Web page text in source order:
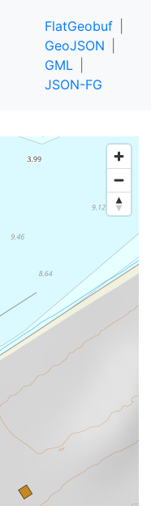
FlatGeobuf
GeoJSON
GML
JSON-FG